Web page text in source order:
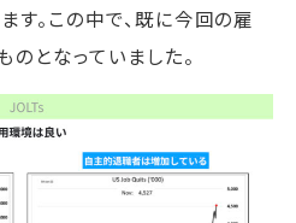
。この中で、既に今回の雇
となっていました。